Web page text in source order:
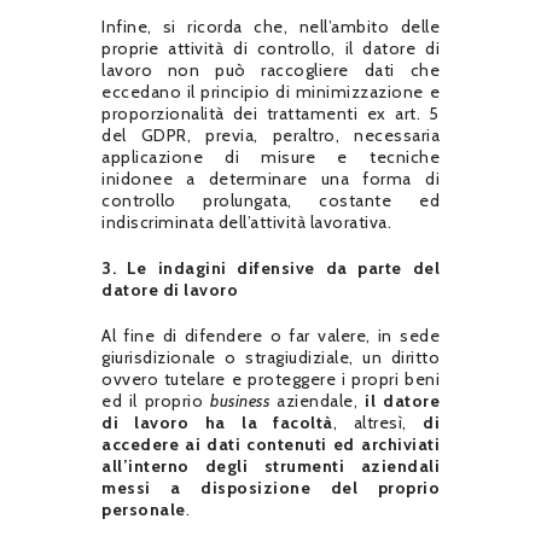
Infine, si ricorda che, nell’ambito delle
proprie attività di controllo, il datore di
lavoro non può raccogliere dati che
eccedano il principio di minimizzazione e
proporzionalità dei trattamenti ex art. 5
del GDPR, previa, peraltro, necessaria
applicazione di misure e tecniche
inidonee a determinare una forma di
controllo prolungata, costante ed
indiscriminata dell’attività lavorativa.
3. Le indagini difensive da parte del
datore di lavoro
Al fine di difendere o far valere, in sede
giurisdizionale o stragiudiziale, un diritto
ovvero tutelare e proteggere i propri beni
ed il propriobusiness aziendale, il datore
di lavoro ha la facoltà, altresì, di
accedere ai dati contenuti ed archiviati
all’interno degli strumenti aziendali
messi a disposizione del proprio
personale.